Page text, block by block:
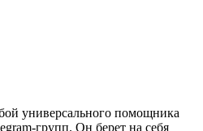
универсального помощника
Он берет на себя